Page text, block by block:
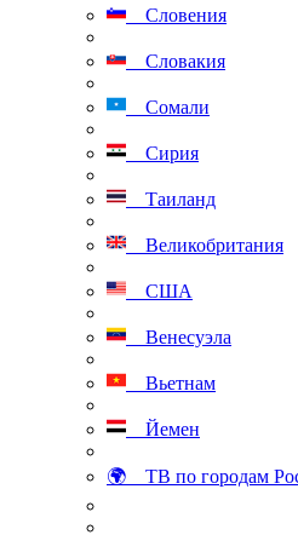
Словения
Словакия
Сомали
Сирия
Таиланд
Великобритания
США
Венесуэла
Вьетнам
Йемен
🌍 ТВ по городам